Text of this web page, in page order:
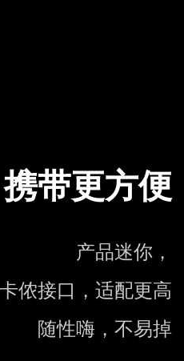
带更方便
产品迷你，
卡侬接口，适配更高
随性嗨，不易掉